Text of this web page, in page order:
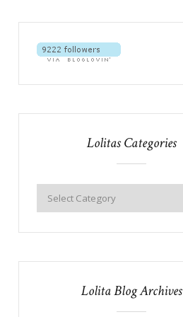
Lolitas Categories
Lolita Blog Archives